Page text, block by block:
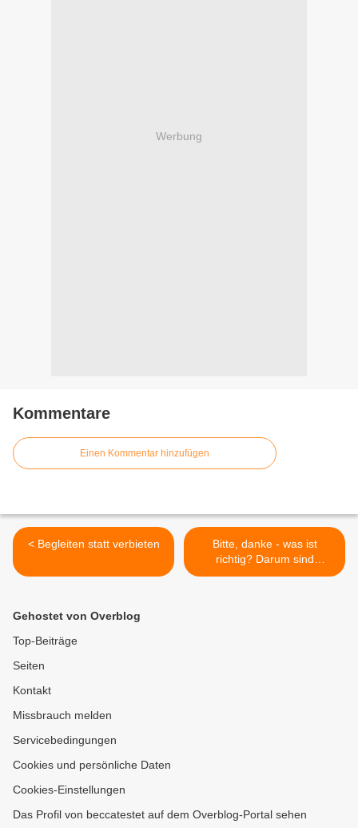
Werbung
Kommentare
Einen Kommentar hinzufügen
< Begleiten statt verbieten
Bitte, danke - was ist
richtig? Darum sind
Manieren wichtig >
Gehostet von Overblog
Top-Beiträge
Seiten
Kontakt
Missbrauch melden
Servicebedingungen
Cookies und persönliche Daten
Cookies-Einstellungen
Das Profil von beccatestet auf dem Overblog-Portal sehen